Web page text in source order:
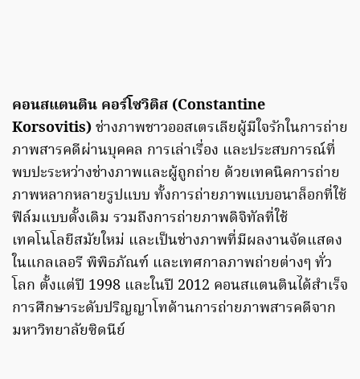
คอนสแตนติน คอร์โซวิติส (Constantine
Korsovitis)ช่างภาพชาวออสเตรเลียผู้มีใจรักในการถ่าย
ภาพสารคดีผ่านบุคคล การเล่าเรื่อง และประสบการณ์ที่
พบปะระหว่างช่างภาพและผู้ถูกถ่าย ด้วยเทคนิคการถ่าย
ภาพหลากหลายรูปแบบ ทั้งการถ่ายภาพแบบอนาล็อกที่ใช้
ฟิล์มแบบดั้งเดิม รวมถึงการถ่ายภาพดิจิทัลที่ใช้
เทคโนโลยีสมัยใหม่ และเป็นช่างภาพที่มีผลงานจัดแสดง
ในแกลเลอรี พิพิธภัณฑ์ และเทศกาลภาพถ่ายต่างๆ ทั่ว
โลก ตั้งแต่ปี 1998 และในปี 2012 คอนสแตนตินได้สำเร็จ
การศึกษาระดับปริญญาโทด้านการถ่ายภาพสารคดีจาก
มหาวิทยาลัยซิดนีย์